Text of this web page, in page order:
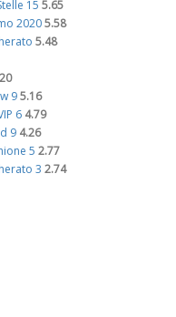
15 5.65
2020 5.58
5.48
9 5.16
6 4.79
9 4.26
5 2.77
3 2.74